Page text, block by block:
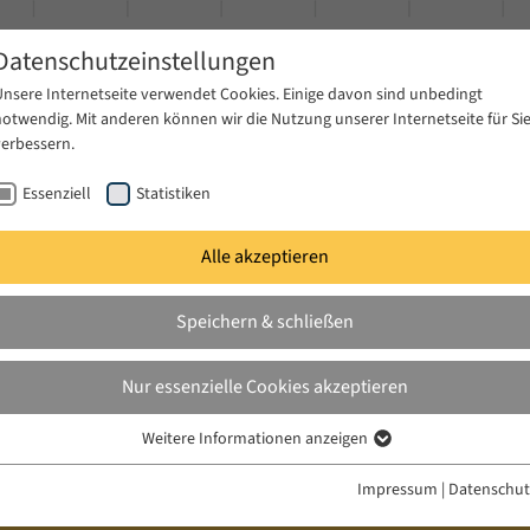
Publikationen Projekte News & Presse
Internetseite verwendet Cookies. Einige davon sind unbedingt
Mit anderen können wir die Nutzung unserer Internetseite für Sie
Essenziell Statistiken
Alle akzeptieren
Speichern & schließen
Nur essenzielle Cookies akzeptieren
Essenzielle Cookies werden für grundlegende Funktionen der Webseite
Weitere Informationen anzeigen
Impressum |